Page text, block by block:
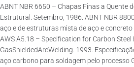
ABNT NBR 6650 – Chapas Finas a Quente
Estrutural. Setembro, 1986. ABNT NBR
aço e de estruturas mista de aço e concreto
AWS A5.18 – Specification for Carbon
GasShieldedArcWelding. 1993.
aço carbono para soldagem pelo processo